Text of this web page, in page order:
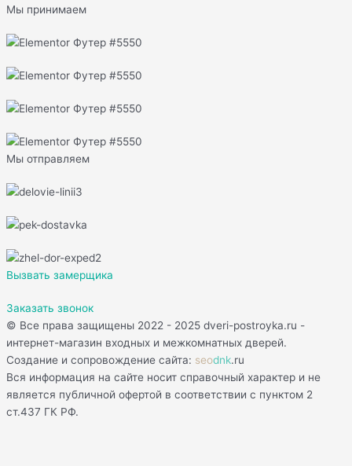
Мы принимаем
Мы отправляем
Вызвать замерщика
Заказать звонок
© Все права защищены 2022 - 2025 dveri-postroyka.ru -
интернет-магазин входных и межкомнатных дверей.
Создание и сопровождение сайта: seodnk.ru
Вся информация на сайте носит справочный характер и не
является публичной офертой в соответствии с пунктом 2
ст.437 ГК РФ.